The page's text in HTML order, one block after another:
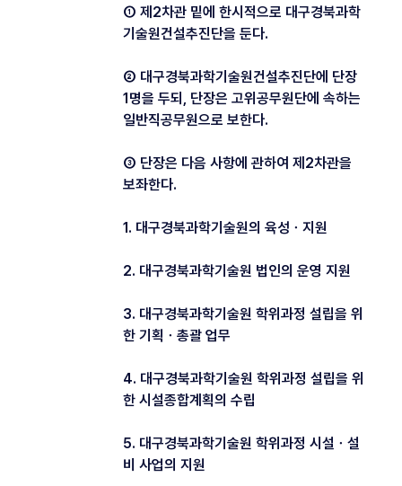
① 제2차관 밑에 한시적으로 대구경북과학
기술원건설추진단을 둔다.
② 대구경북과학기술원건설추진단에 단장
1명을 두되, 단장은 고위공무원단에 속하는
일반직공무원으로 보한다.
③ 단장은 다음 사항에 관하여 제2차관을
보좌한다.
1. 대구경북과학기술원의 육성ㆍ지원
2. 대구경북과학기술원 법인의 운영 지원
3. 대구경북과학기술원 학위과정 설립을 위
한 기획ㆍ총괄 업무
4. 대구경북과학기술원 학위과정 설립을 위
한 시설종합계획의 수립
5. 대구경북과학기술원 학위과정 시설ㆍ설
비 사업의 지원